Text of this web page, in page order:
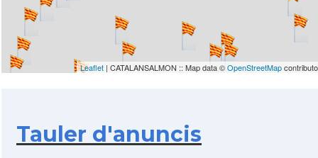
Leaflet | CATALANSALMON :: Map data ©OpenStreetMap
Tauler d'anuncis